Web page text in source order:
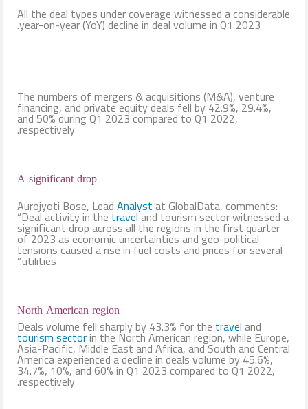
All the deal types under coverage witnessed a considerable
year-on-year (YoY) decline in deal volume in Q1 2023.
The numbers of mergers & acquisitions (M&A), venture
financing, and private equity deals fell by 42.9%, 29.4%,
and 50% during Q1 2023 compared to Q1 2022,
respectively.
A significant drop
Aurojyoti Bose, LeadAnalystat GlobalData, comments:
“Deal activity in thetraveland tourism sector witnessed a
significant drop across all the regions in the first quarter
of 2023 as economic uncertainties and geo-political
tensions caused a rise in fuel costs and prices for several
utilities.”
North American region
Deals volume fell sharply by 43.3% for the traveland
tourism sectorin the North American region, while Europe,
Asia-Pacific, Middle East and Africa, and South and Central
America experienced a decline in deals volume by 45.6%,
34.7%, 10%, and 60% in Q1 2023 compared to Q1 2022,
respectively.